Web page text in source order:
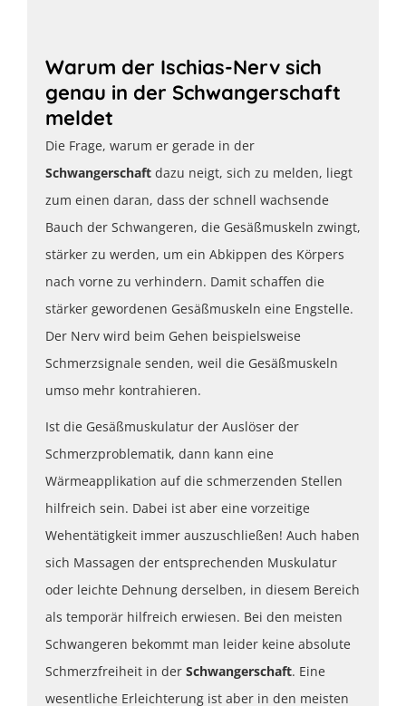
Warum der Ischias-Nerv sich
genau in der Schwangerschaft
meldet
Die Frage, warum er gerade in der
Schwangerschaft dazu neigt, sich zu melden, liegt
zum einen daran, dass der schnell wachsende
Bauch der Schwangeren, die Gesäßmuskeln zwingt,
stärker zu werden, um ein Abkippen des Körpers
nach vorne zu verhindern. Damit schaffen die
stärker gewordenen Gesäßmuskeln eine Engstelle.
Der Nerv wird beim Gehen beispielsweise
Schmerzsignale senden, weil die Gesäßmuskeln
umso mehr kontrahieren.
Ist die Gesäßmuskulatur der Auslöser der
Schmerzproblematik, dann kann eine
Wärmeapplikation auf die schmerzenden Stellen
hilfreich sein. Dabei ist aber eine vorzeitige
Wehentätigkeit immer auszuschließen! Auch haben
sich Massagen der entsprechenden Muskulatur
oder leichte Dehnung derselben, in diesem Bereich
als temporär hilfreich erwiesen. Bei den meisten
Schwangeren bekommt man leider keine absolute
Schmerzfreiheit in der Schwangerschaft. Eine
wesentliche Erleichterung ist aber in den meisten